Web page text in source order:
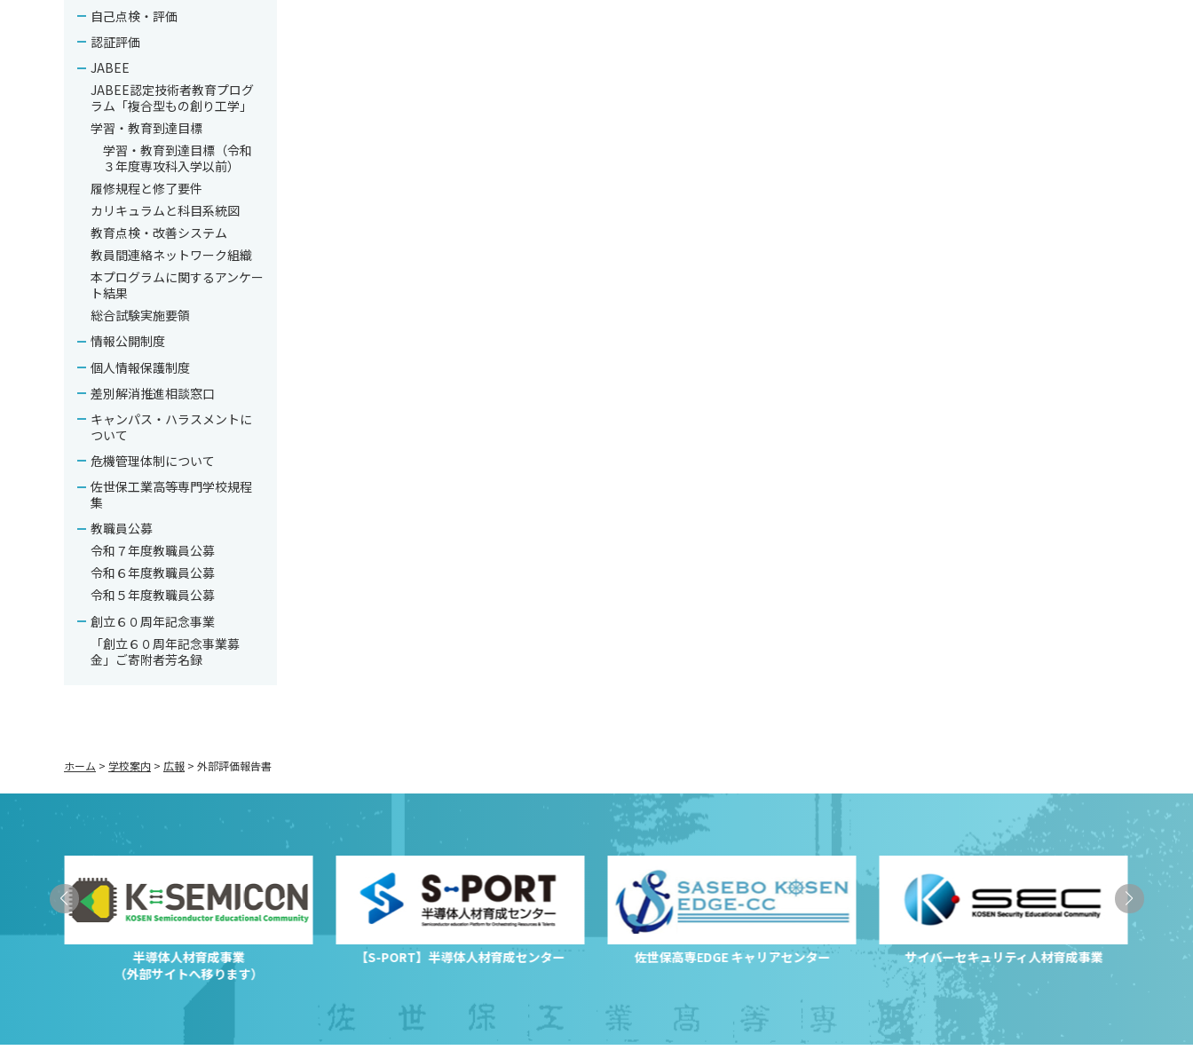
自己点検・評価
認証評価
JABEE
JABEE認定技術者教育プログ
ラム「複合型もの創り工学」
学習・教育到達目標
学習・教育到達目標（令和
３年度専攻科入学以前）
履修規程と修了要件
カリキュラムと科目系統図
教育点検・改善システム
教員間連絡ネットワーク組織
本プログラムに関するアンケー
ト結果
総合試験実施要領
情報公開制度
個人情報保護制度
差別解消推進相談窓口
キャンパス・ハラスメントに
ついて
危機管理体制について
佐世保工業高等専門学校規程
集
教職員公募
令和７年度教職員公募
令和６年度教職員公募
令和５年度教職員公募
創立６０周年記念事業
「創立６０周年記念事業募
金」ご寄附者芳名録
ホーム > 学校案内 > 広報 > 外部評価報告書
半導体人材育成事業
（外部サイトへ移ります）
【S-PORT】半導体人材育成センター 佐世保高専EDGE キャリアセンター サイバーセキュリティ人材育成事業